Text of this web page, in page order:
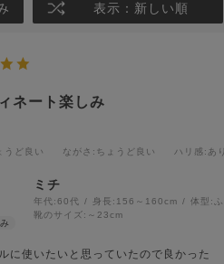
表示：新しい順
ネート楽しみ
うど良い ながさ :ちょうど良い ハリ感:あり
ミチ
年代:60代 身長: 156～160cm 体型:
靴のサイズ: ～23cm
に使いたいと思っていたので良かった